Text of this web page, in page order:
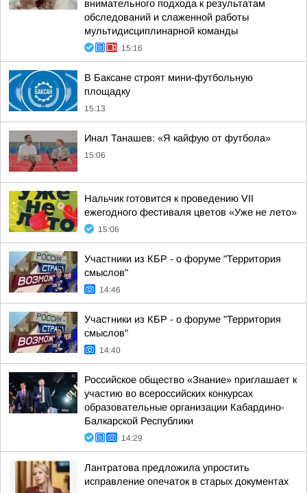
внимательного подхода к результатам
обследований и слаженной работы
мультидисциплинарной команды
15:16
В Баксане строят мини-футбольную
площадку
15:13
Инал Танашев: «Я кайфую от футбола»
15:06
Нальчик готовится к проведению VII
ежегодного фестиваля цветов «Уже не лето»
15:06
Участники из КБР - о форуме "Территория
смыслов"
14:46
Участники из КБР - о форуме "Территория
смыслов"
14:40
Российское общество «Знание» приглашает к
участию во всероссийских конкурсах
образовательные организации Кабардино-
Балкарской Республики
14:29
Лантратова предложила упростить
исправление опечаток в старых документах